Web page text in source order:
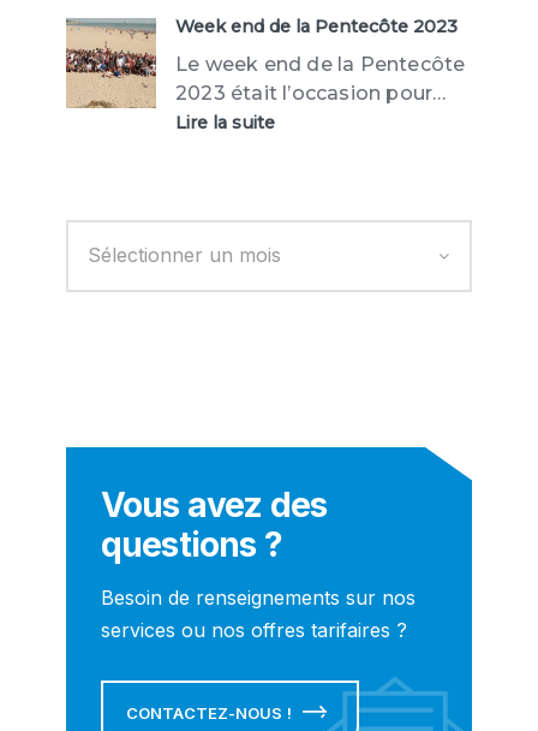
Week end de la Pentecôte 2023
Le week end de la Pentecôte
2023 était l’occasion pour…
Lire la suite:
Vous avez des
questions ?
Besoin de renseignements sur nos
services ou nos offres tarifaires ?
CONTACTEZ-NOUS !